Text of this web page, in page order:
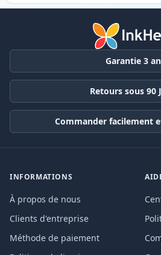
Garantie 3
Retours sous 90
Commander facilement
INFORMATIONS
À propos de nous
Clients d'entreprise
Méthode de paiement